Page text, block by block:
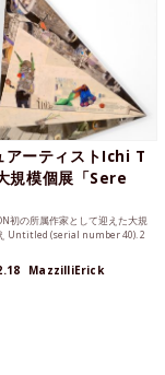
アーティストIchi T
規模個展「Sere
初の所属作家として迎えた大規
Untitled (serial number 40). 2
MazzilliErick